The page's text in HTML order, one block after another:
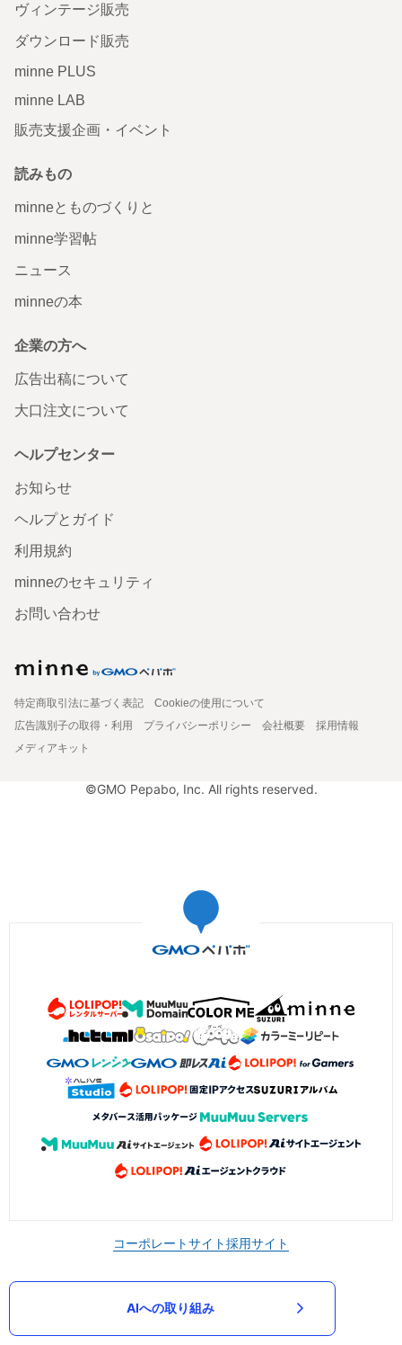
ヴィンテージ販売
ダウンロード販売
minne PLUS
minne LAB
販売支援企画・イベント
読みもの
minneとものづくりと
minne学習帖
ニュース
minneの本
企業の方へ
広告出稿について
大口注文について
ヘルプセンター
お知らせ
ヘルプとガイド
利用規約
minneのセキュリティ
お問い合わせ
特定商取引法に基づく表記
Cookieの使用について
広告識別子の取得・利用
プライバシーポリシー 会社概要
採用情報
メディアキット
©GMO Pepabo, Inc. All rights reserved.
コーポレートサイト採用サイト
AIへの取り組み